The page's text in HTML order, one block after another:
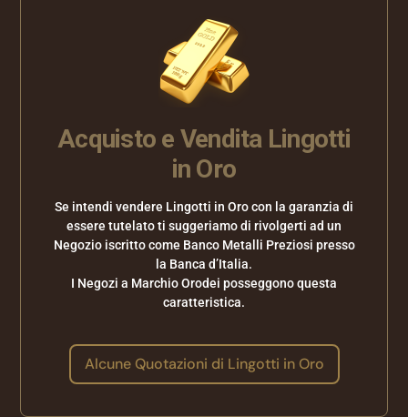
Acquisto e Vendita Lingotti
in Oro
Se intendi vendere Lingotti in Oro con la garanzia di
essere tutelato ti suggeriamo di rivolgerti ad un
Negozio iscritto come Banco Metalli Preziosi presso
la Banca d’Italia.
I Negozi a Marchio Orodei posseggono questa
caratteristica.
Alcune Quotazioni di Lingotti in Oro